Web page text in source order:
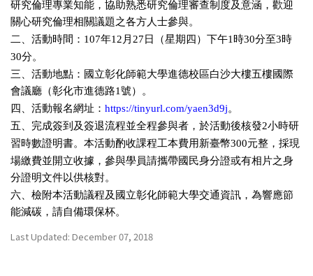
研究倫理專業知能，協助熟悉研究倫理審查制度及意涵，歡迎
關心研究倫理相關議題之各方人士參與。
二、活動時間： 107年12月 27日（星期四）下午1時30分至3時
30分。
三、活動地點：國立彰化師範大學進德校區白沙大樓五樓國際
會議廳（彰化市進德路1號）。
四、活動報名網址： https://tinyurl.com/yaen3d9j。
五、完成簽到及簽退流程並全程參與者，於活動後核發2小時研
習時數證明書。本活動酌收課程工本費用新臺幣300元整，採現
場繳費並開立收據，參與學員請攜帶國民身分證或有相片之身
分證明文件以供核對。
六、檢附本活動議程及國立彰化師範大學交通資訊，為響應節
能減碳，請自備環保杯。
Last Updated: December 07, 2018